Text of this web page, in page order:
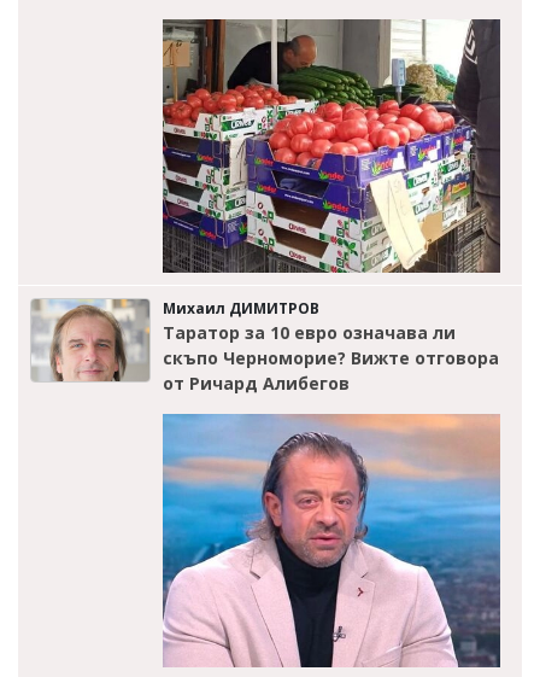
Михаил ДИМИТРОВ
Таратор за 10 евро означава ли
скъпо Черноморие? Вижте отговора
от Ричард Алибегов